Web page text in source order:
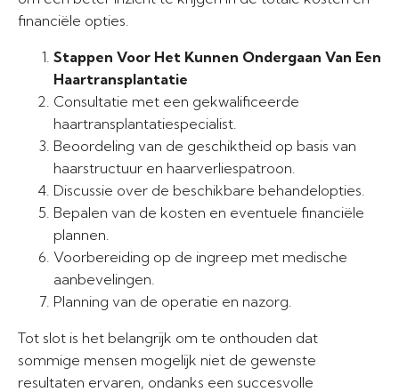
financiële opties.
Stappen Voor Het Kunnen Ondergaan Van Een
Haartransplantatie
Consultatie met een gekwalificeerde
haartransplantatiespecialist.
Beoordeling van de geschiktheid op basis van
haarstructuur en haarverliespatroon.
Discussie over de beschikbare behandelopties.
Bepalen van de kosten en eventuele financiële
plannen.
Voorbereiding op de ingreep met medische
aanbevelingen.
Planning van de operatie en nazorg.
Tot slot is het belangrijk om te onthouden dat
sommige mensen mogelijk niet de gewenste
resultaten ervaren, ondanks een succesvolle